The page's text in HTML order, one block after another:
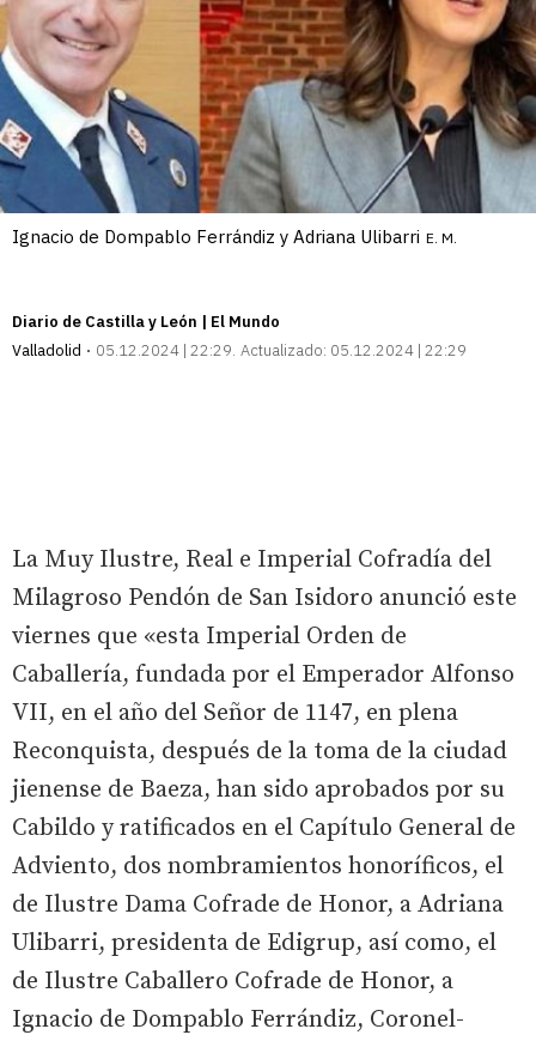
Ignacio de Dompablo Ferrándiz y Adriana Ulibarri E. M.
Diario de Castilla y León | El Mundo
Valladolid
05.12.2024 | 22:29 Actualizado: 05.12.2024 | 22:29
La Muy Ilustre, Real e Imperial Cofradía del
Milagroso Pendón de San Isidoro anunció este
viernes que «esta Imperial Orden de
Caballería, fundada por el Emperador Alfonso
VII, en el año del Señor de 1147, en plena
Reconquista, después de la toma de la ciudad
jienense de Baeza, han sido aprobados por su
Cabildo y ratificados en el Capítulo General de
Adviento, dos nombramientos honoríficos, el
de Ilustre Dama Cofrade de Honor, a Adriana
Ulibarri, presidenta de Edigrup, así como, el
de Ilustre Caballero Cofrade de Honor, a
Ignacio de Dompablo Ferrándiz, Coronel-